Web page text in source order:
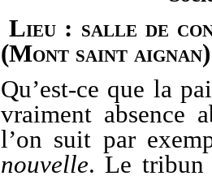
Lieu : salle de
(Mont saint aignan)
Qu’est-ce que la
vraiment absence
l’on suit par
nouvelle. Le tribun